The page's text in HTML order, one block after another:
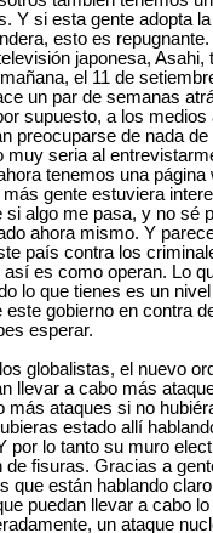
Y si esta gente adopta
esto es
japonesa, Asahi,
el 11 de
un par de semanas
supuesto, a los
preocuparse de nada
muy seria al
tenemos una página
gente estuviera
algo me pasa, y no sé
ahora mismo. Y
país contra los
es como operan. Lo
lo que tienes es un
este gobierno en contra
esperar.
globalistas, el nuevo
llevar a cabo más
más ataques si no
estado allí
por lo tanto su muro
de fisuras. Gracias a
que están hablando
puedan llevar a cabo
un ataque